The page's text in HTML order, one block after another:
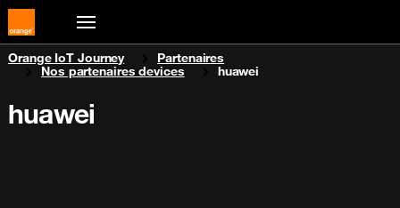
You are here:
Orange IoT Journey
Partenaires
Nos partenaires devices
huawei
huawei